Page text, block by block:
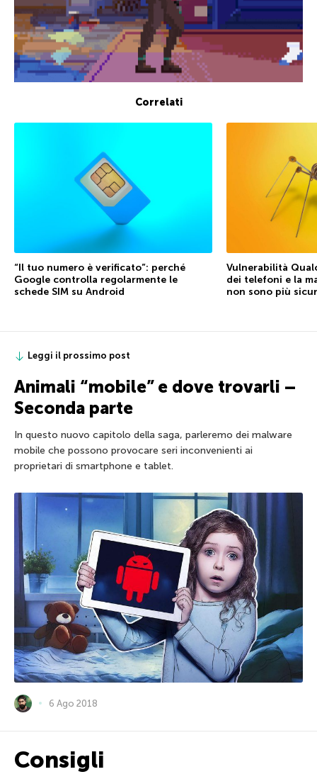
Correlati
“Il tuo numero è verificato”: perché
Google controlla regolarmente le
schede SIM su Android
Vulnerabilità
dei telefoni e la
non sono più
Leggi il prossimo post
Animali “mobile” e dove trovarli –
Seconda parte
In questo nuovo capitolo della saga, parleremo dei malware
mobile che possono provocare seri inconvenienti ai
proprietari di smartphone e tablet.
6 Ago 2018
Consigli